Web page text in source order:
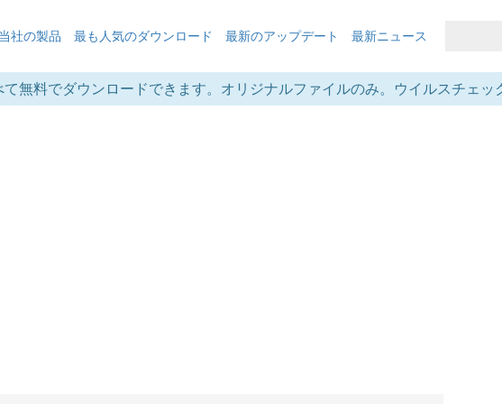
当社の製品 最も人気のダウンロード 最新のアップデート 最新ニュース
て無料でダウンロードできます。オリジナルファイルのみ。ウイルスチェッ